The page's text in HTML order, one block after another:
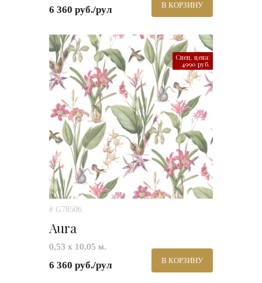
6 360 руб./рул В КОРЗИНУ
Спец. цена:
4990 руб.
# G78506
Aura
0,53 х 10,05 м.
6 360 руб./рул В КОРЗИНУ